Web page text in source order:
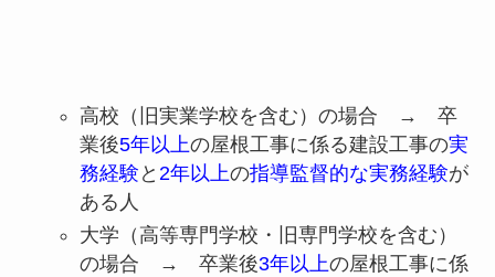
高校（旧実業学校を含む）の場合 → 卒
業後5年以上の屋根工事に係る建設工事の実
務経験 と 2年以上の指導監督的な実務経験が
ある人
大学（高等専門学校・旧専門学校を含む）
の場合 → 卒業後3年以上の屋根工事に係